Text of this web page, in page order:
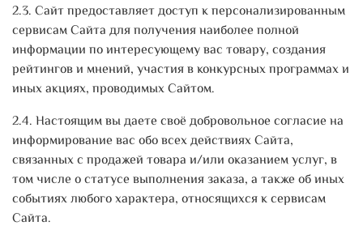
2.3. Сайт предоставляет доступ к персонализированным
сервисам Сайта для получения наиболее полной
информации по интересующему вас товару, создания
рейтингов и мнений, участия в конкурсных программах и
иных акциях, проводимых Сайтом.
2.4. Настоящим вы даете своё добровольное согласие на
информирование вас обо всех действиях Сайта,
связанных с продажей товара и/или оказанием услуг, в
том числе о статусе выполнения заказа, а также об иных
событиях любого характера, относящихся к сервисам
Сайта.